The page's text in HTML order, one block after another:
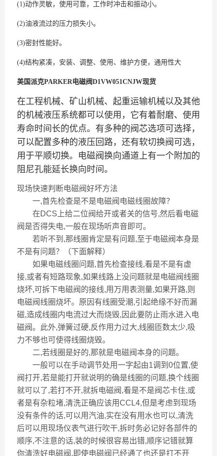
(1)动作灵敏，使用可靠，工作时冲击和振动小。
(2)油液流过的压力损失小。
(3)密封性能好。
(4)结构紧凑，安装、调整、使用、维护方便，通用性大
美国派克PARKER电磁阀D1VW051CNJW现货
在工程机械、矿山机械、起重运输机械以及其他
的机械液压系统都可以使用，它有着耐磨、使用
寿命时间长的优点。有多种的阀芯选项可选择，
可以配置多种的液压回路，还有软切换阀可选，
用于平顺切换。电磁阀换向通道上有一个附加的
阻尼孔能延长换向时间。
现场快速判断电磁阀好坏方法
一,首先检查是不是电磁阀电磁线圈故障？
在DCS上给二位阀给开或者关的信号,然后看电磁
阀是否得失电,一般在现场听声音即可。
若听不到,那线圈肯定是有问题,至于电磁阀本身是
不是有问题？（下面解释）
如果电磁线圈问题,首先检查接线,看是不是有虚
接,或者有短路现象,如果线路上没问题就是电磁阀线圈
烧坏,可拆下电磁阀的接线,用万用表测量,如果开路,则
电磁阀线圈烧坏。原因有线圈受潮,引起绝缘不好而漏
磁,造成线圈内电流过大而烧毁,因此要防止雨水进入电
磁阀。此外,弹簧过硬,反作用力过大,线圈匝数太少,吸
力不够也可使得线圈烧毁。
二,若线圈是好的,那就是电磁阀本身的问题。
一般可以在手动调节处用一字起由1调到0位置,使
阀打开,若是能打开就说明的确是线圈的问题,换个线圈
就可以了,若打不开,就拆电磁阀,看是不是阀芯卡住,或
者是有杂粒堵,清洗正确应该用CCL4,但是考虑到现场
没有条件的话,可以用汽油,实在没有用水也可以,清洗
后可以用现场仪表气进行吹干,拆时务必记好各部件的
顺序,不注意的话,装的时候很容易出错,顺序记错就算
你清洗好电磁阀,即使电磁阀已经通了也还是打不开